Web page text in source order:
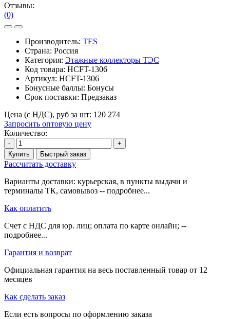
Отзывы:
(0)
Производитель: TES
Страна: Россия
Категория: Этажные коллекторы ТЭС
Код товара: HCFT-1306
Артикул: HCFT-1306
Бонусные баллы: Бонусы
Срок поставки: Предзаказ
Цена (с НДС), руб за шт: 120 274
Запросить оптовую цену
Количество:
-
+
Купить
Быстрый заказ
Рассчитать доставку
Варианты доставки: курьерская, в пункты выдачи и
терминалы ТК, самовывоз -- подробнее...
Как оплатить
Счет с НДС для юр. лиц; оплата по карте онлайн; --
подробнее...
Гарантия и возврат
Официальная гарантия на весь поставленный товар от 12
месяцев
Как сделать заказ
Если есть вопросы по оформлению заказа